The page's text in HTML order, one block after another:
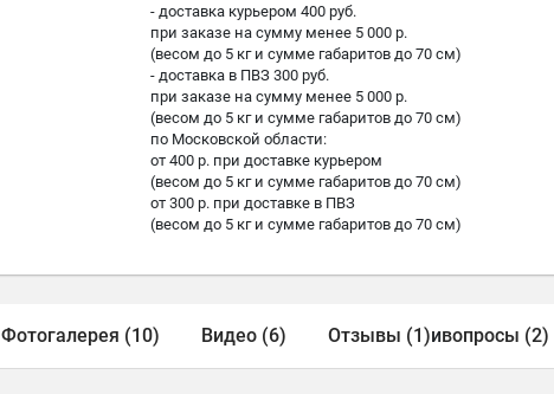
- доставка курьером 400 руб.
при заказе на сумму менее 5 000 р.
(весом до 5 кг и сумме габаритов до 70 см)
- доставка в ПВЗ 300 руб.
при заказе на сумму менее 5 000 р.
(весом до 5 кг и сумме габаритов до 70 см)
по Московской области:
от 400 р. при доставке курьером
(весом до 5 кг и сумме габаритов до 70 см)
от 300 р. при доставке в ПВЗ
(весом до 5 кг и сумме габаритов до 70 см)
Фотогалерея (10) Видео (6) Отзывы (1)ивопросы (2)